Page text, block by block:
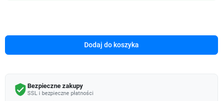
Dodaj do koszyka
verified_user Bezpieczne zakupy
SSL i bezpieczne płatności